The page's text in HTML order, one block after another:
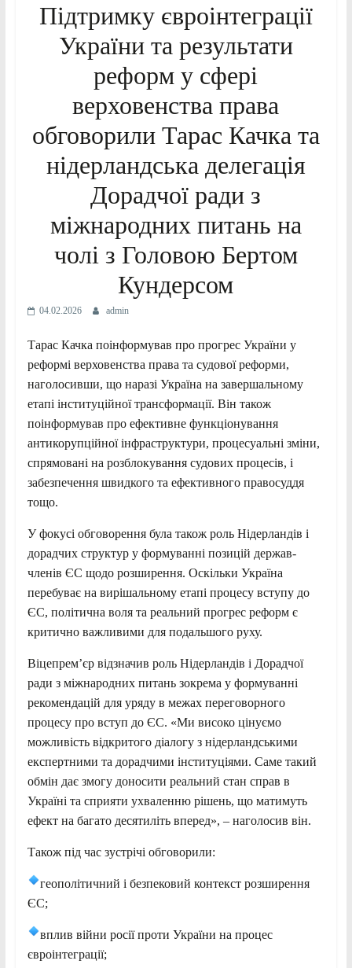
Підтримку євроінтеграції
України та результати
реформ у сфері
верховенства права
обговорили Тарас Качка та
нідерландська делегація
Дорадчої ради з
міжнародних питань на
чолі з Головою Бертом
Кундерсом
04.02.2026 admin
Тарас Качка поінформував про прогрес України у
реформі верховенства права та судової реформи,
наголосивши, що наразі Україна на завершальному
етапі інституційної трансформації. Він також
поінформував про ефективне функціонування
антикорупційної інфраструктури, процесуальні зміни,
спрямовані на розблокування судових процесів, і
забезпечення швидкого та ефективного правосуддя
тощо.
У фокусі обговорення була також роль Нідерландів і
дорадчих структур у формуванні позицій держав-
членів ЄС щодо розширення. Оскільки Україна
перебуває на вирішальному етапі процесу вступу до
ЄС, політична воля та реальний прогрес реформ є
критично важливими для подальшого руху.
Віцепремʼєр відзначив роль Нідерландів і Дорадчої
ради з міжнародних питань зокрема у формуванні
рекомендацій для уряду в межах переговорного
процесу про вступ до ЄС. «Ми високо цінуємо
можливість відкритого діалогу з нідерландськими
експертними та дорадчими інституціями. Саме такий
обмін дає змогу доносити реальний стан справ в
Україні та сприяти ухваленню рішень, що матимуть
ефект на багато десятиліть вперед», – наголосив він.
Також під час зустрічі обговорили:
геополітичний і безпековий контекст розширення
ЄС;
вплив війни росії проти України на процес
євроінтеграції;